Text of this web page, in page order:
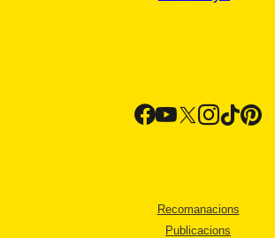
Recomanacions
Publicacions